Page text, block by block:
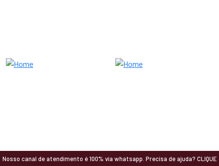
Nosso canal de atendimento é 100% via whatsapp. Precisa de ajuda? CLIQUE